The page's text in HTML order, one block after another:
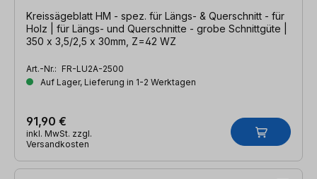
Kreissägeblatt HM - spez. für Längs- & Querschnitt - für
Holz | für Längs- und Querschnitte - grobe Schnittgüte |
350 x 3,5/2,5 x 30mm, Z=42 WZ
Art.-Nr.: FR-LU2A-2500
Auf Lager, Lieferung in 1-2 Werktagen
91,90 €
inkl. MwSt. zzgl.
Versandkosten